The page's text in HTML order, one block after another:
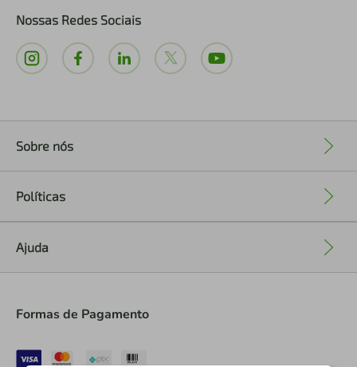
Nossas Redes Sociais
Sobre nós
Políticas
Ajuda
Formas de Pagamento